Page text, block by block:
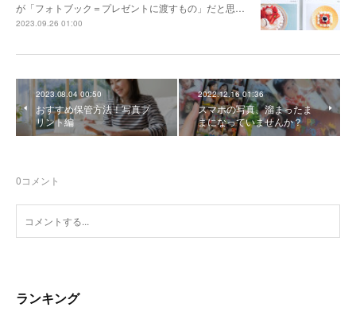
が「フォトブック＝プレゼントに渡すもの」だと思…
2023.09.26 01:00
2023.08.04 00:50
おすすめ保管方法！写真プ
リント編
2022.12.16 01:36
スマホの写真、溜まったま
まになっていませんか？
0コメント
ランキング